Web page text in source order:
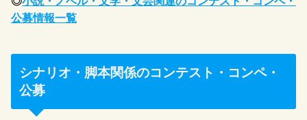
公募情報一覧
シナリオ・脚本関係のコンテスト・コンペ・
公募